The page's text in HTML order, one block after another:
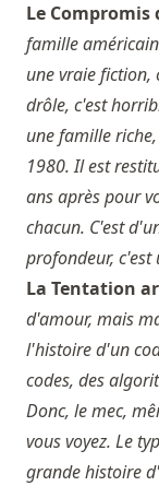
Le Compromis
famille
une vraie fiction,
drôle, c'est
une famille
1980. Il est
ans après pour
chacun. C'est
profondeur, c'est
La Tentation
d'amour, mais
l'histoire d'un
codes, des
Donc, le mec,
vous voyez. Le
grande histoire